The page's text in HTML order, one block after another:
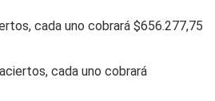
cada uno cobrará $656.277,75
cada uno cobrará